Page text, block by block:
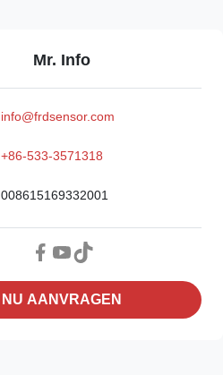
Mr. Info
info@frdsensor.com
+86-533-3571318
008615169332001
NU AANVRAGEN